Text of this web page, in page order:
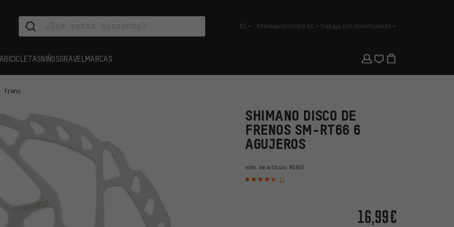
español
ES InformaciónSobre bc Trabaja con nosotrosmás
BICICLETASNIÑOSGRAVEL MARCAS
freno
SHIMANO DISCO DE
FRENOS SM-RT66 6
AGUJEROS
núm. de artículo: 81603
17
16,99€